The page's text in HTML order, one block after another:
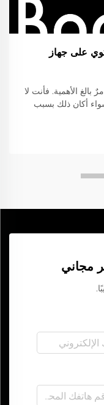
على جهاز
الأهمية. فأنت لا
أكان ذلك بسبب
أحد أهم الأدوات
على تشغيل...
مجاني